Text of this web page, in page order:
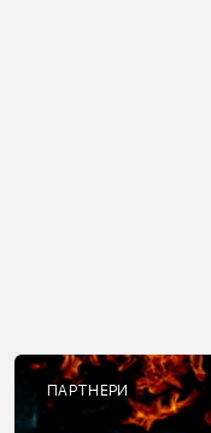
ПАРТНЕРИ